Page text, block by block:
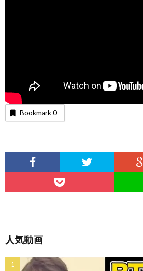
Bookmark0
人気動画